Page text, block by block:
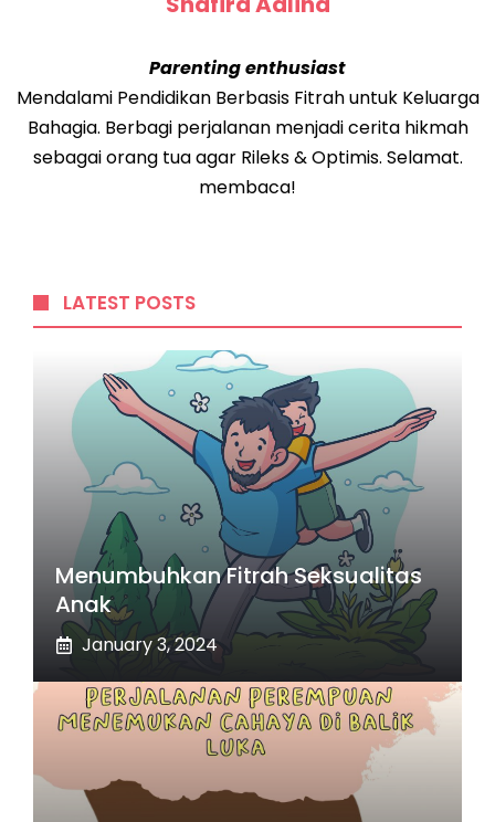
Parenting enthusiast
Mendalami Pendidikan Berbasis Fitrah untuk Keluarga
Bahagia. Berbagi perjalanan menjadi cerita hikmah
sebagai orang tua agar Rileks & Optimis. Selamat.
membaca!
LATEST POSTS
Menumbuhkan Fitrah Seksualitas
Anak
January 3, 2024